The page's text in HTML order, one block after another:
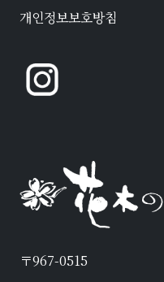
개인정보보호방침
〒967-0515